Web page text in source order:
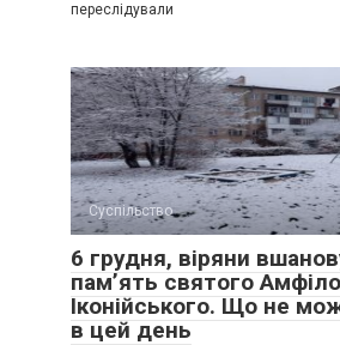
переслідували
Суспільство
6 грудня, віряни
пам’ять святого
Іконійського. Що не
в цей день